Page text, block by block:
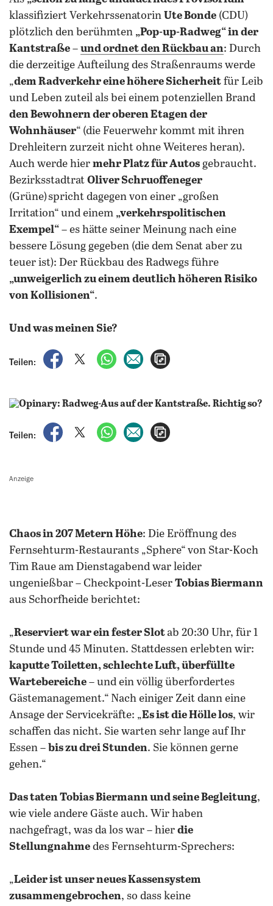
klassifiziert Verkehrssenatorin Ute Bonde (CDU)
plötzlich den berühmten „Pop-up-Radweg“ in der
Kantstraße – und ordnet den Rückbau an: Durch
die derzeitige Aufteilung des Straßenraums werde
„dem Radverkehr eine höhere Sicherheit für Leib
und Leben zuteil als bei einem potenziellen Brand
den Bewohnern der oberen Etagen der
Wohnhäuser“ (die Feuerwehr kommt mit ihren
Drehleitern zurzeit nicht ohne Weiteres heran).
Auch werde hier mehr Platz für Autos gebraucht.
Bezirksstadtrat Oliver Schruoffeneger
(Grüne) spricht dagegen von einer „großen
Irritation“ und einem „verkehrspolitischen
Exempel“ – es hätte seiner Meinung nach eine
bessere Lösung gegeben (die dem Senat aber zu
teuer ist): Der Rückbau des Radwegs führe
„unweigerlich zu einem deutlich höheren Risiko
von Kollisionen“.
Und was meinen Sie?
Teilen:
auf Facebook teilen
auf X teilenper WhatsApp teilen
per E-Mail teilen
Teilen:
auf Facebook teilen
auf X teilenper WhatsApp teilen
per E-Mail teilen
Anzeige
Chaos in 207 Metern Höhe: Die Eröffnung des
Fernsehturm-Restaurants „Sphere“ von Star-Koch
Tim Raue am Dienstagabend war leider
ungenießbar – Checkpoint-Leser Tobias Biermann
aus Schorfheide berichtet:
„Reserviert war ein fester Slotab 20:30 Uhr, für 1
Stunde und 45 Minuten. Stattdessen erlebten wir:
kaputte Toiletten, schlechte Luft, überfüllte
Wartebereiche – und ein völlig überfordertes
Gästemanagement.“ Nach einiger Zeit dann eine
Ansage der Servicekräfte: „Es ist die Hölle los, wir
schaffen das nicht. Sie warten sehr lange auf Ihr
Essen – bis zu drei Stunden. Sie können gerne
gehen.“
Das taten Tobias Biermann und seine Begleitung,
wie viele andere Gäste auch. Wir haben
nachgefragt, was da los war – hier die
Stellungnahme des Fernsehturm-Sprechers:
„Leider ist unser neues Kassensystem
zusammengebrochen, so dass keine